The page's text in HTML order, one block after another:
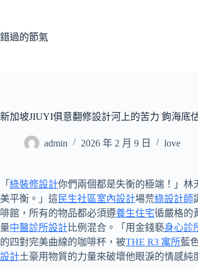
主
錯過的節氣
新加坡JIUYI俱意翻修設計河上的苦力 鉤海底
admin 2026 年 2 月 9 日 love
「 綠裝修設計你們兩個都是失衡的極端！」林
美平衡。」這民生社區室內設計場荒綠設計師
啡館，所有的物品都必須遵養生住宅循嚴格的
量中醫診所設計比例混合。「用金錢褻身心診
的四對完美曲線的咖啡杯，被THE R3 寓所藍
設計土豪用物質的力量來破壞他眼淚的情感